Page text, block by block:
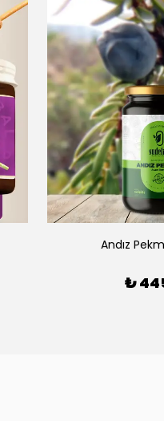
Andız
₺